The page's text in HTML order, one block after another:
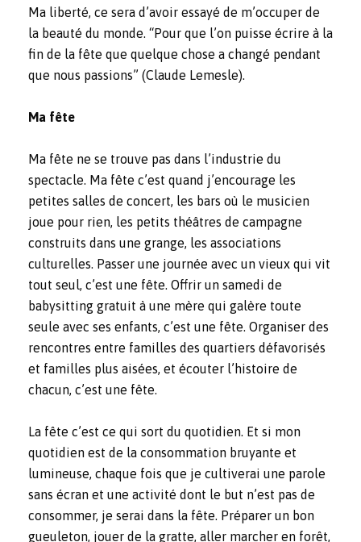
Ma liberté, ce sera d’avoir essayé de m’occuper de
la beauté du monde. “Pour que l’on puisse écrire à la
fin de la fête que quelque chose a changé pendant
que nous passions” (Claude Lemesle).
Ma fête
Ma fête ne se trouve pas dans l’industrie du
spectacle. Ma fête c’est quand j’encourage les
petites salles de concert, les bars où le musicien
joue pour rien, les petits théâtres de campagne
construits dans une grange, les associations
culturelles. Passer une journée avec un vieux qui vit
tout seul, c’est une fête. Offrir un samedi de
babysitting gratuit à une mère qui galère toute
seule avec ses enfants, c’est une fête. Organiser des
rencontres entre familles des quartiers défavorisés
et familles plus aisées, et écouter l’histoire de
chacun, c’est une fête.
La fête c’est ce qui sort du quotidien. Et si mon
quotidien est de la consommation bruyante et
lumineuse, chaque fois que je cultiverai une parole
sans écran et une activité dont le but n’est pas de
consommer, je serai dans la fête. Préparer un bon
gueuleton, jouer de la gratte, aller marcher en forêt,